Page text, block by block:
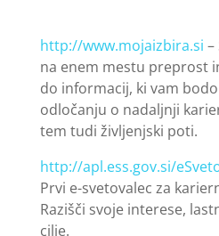
http://www.mojaizbira.si
na enem mestu preprost
do informacij, ki vam
odločanju o nadaljnji
tem tudi življenjski poti.
http://apl.ess.gov.si/
Prvi e-svetovalec za
Razišči svoje interese,
cilje.